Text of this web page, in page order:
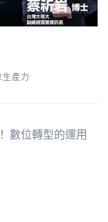
生產力
數位轉型的運用